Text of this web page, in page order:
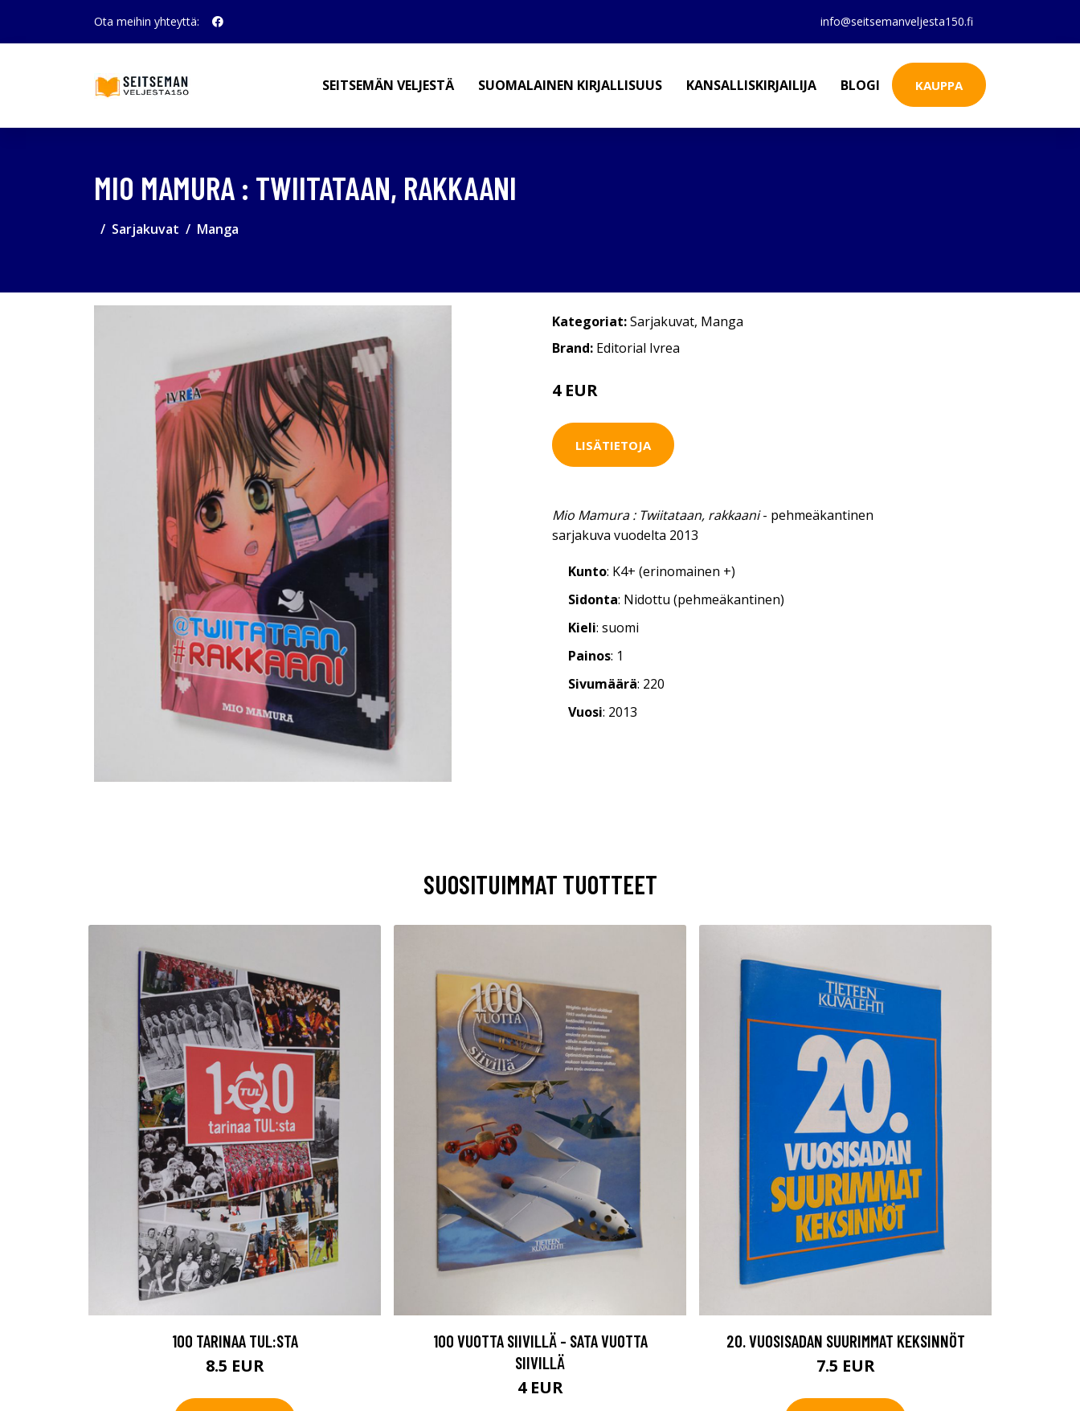
Ota meihin yhteyttä: info@seitsemanveljesta150.fi
SEITSEMÄN VELJESTÄ SUOMALAINEN KIRJALLISUUS KANSALLISKIRJAILIJA BLOGI KAUPPA
MIO MAMURA : TWIITATAAN, RAKKAANI
Sarjakuvat Manga
Kategoriat:Sarjakuvat, Manga
Brand: Editorial Ivrea
4 EUR
LISÄTIETOJA
Mio Mamura : Twiitataan, rakkaani- pehmeäkantinen
sarjakuva vuodelta 2013
Kunto: K4+ (erinomainen +)
Sidonta: Nidottu (pehmeäkantinen)
Kieli: suomi
Painos: 1
Sivumäärä: 220
Vuosi: 2013
SUOSITUIMMAT TUOTTEET
100 TARINAA TUL:STA
8.5 EUR
100 VUOTTA SIIVILLÄ - SATA VUOTTA
SIIVILLÄ
4 EUR
20. VUOSISADAN SUURIMMAT KEKSINNÖT
7.5 EUR